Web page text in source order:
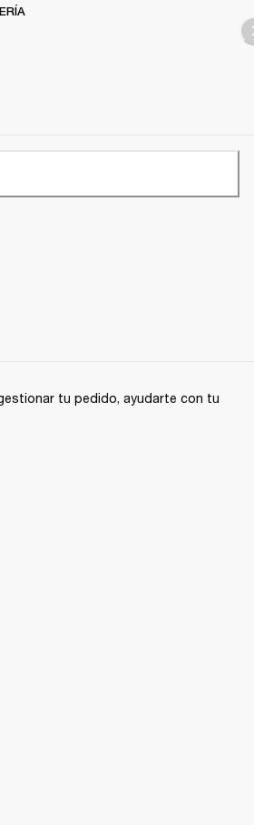
tu pedido, ayudarte con tu